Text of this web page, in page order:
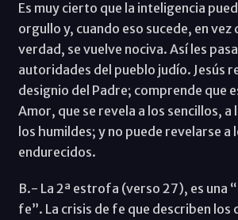
Es muy cierto que la inteligencia
orgullo y, cuando eso sucede, en vez
verdad, se vuelve nociva. Así les
autoridades del pueblo judío. Jesús
designio del Padre; comprende que
Amor, que se revela a los sencillos, a
los humildes; y no puede revelarse a
endurecidos.
B.- La 2ª estrofa (verso 27), es una
fe”. La crisis de fe que describen los